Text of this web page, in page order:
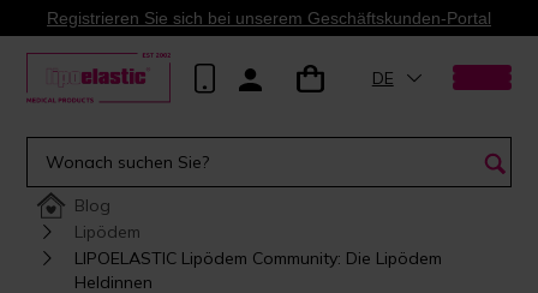
Registrieren Sie sich bei unserem Geschäftskunden-Portal
DE
Blog
Lipödem
LIPOELASTIC Lipödem Community: Die Lipödem
Heldinnen